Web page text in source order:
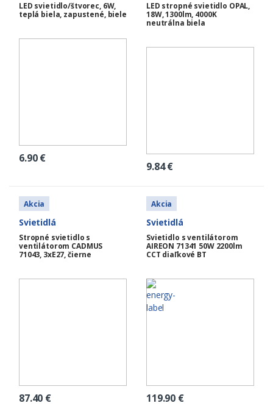
LED svietidlo/štvorec, 6W,
teplá biela, zapustené, biele
6.90€
LED stropné svietidlo OPAL,
18W, 1300lm, 4000K
neutrálna biela
9.84€
Akcia
Svietidlá
Stropné svietidlo s
ventilátorom CADMUS
71043, 3xE27, čierne
87.40 €
Akcia
Svietidlá
Svietidlo s ventilátorom
AIREON 71341 50W 2200lm
CCT diaľkové BT
119.90 €